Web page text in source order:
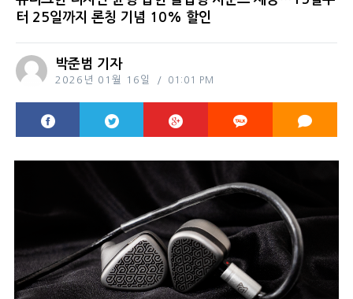
터 25일까지 론칭 기념 10% 할인
박준범 기자
2026년 01월 16일 01:01 PM